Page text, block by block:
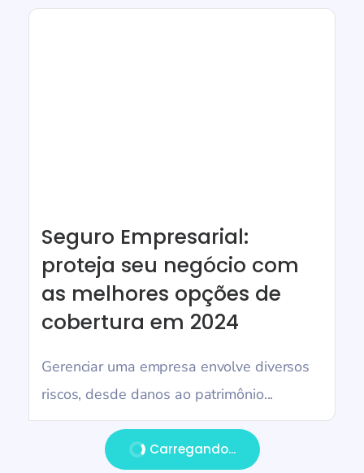
Seguro Empresarial:
proteja seu negócio com
as melhores opções de
cobertura em 2024
Gerenciar uma empresa envolve diversos
riscos, desde danos ao patrimônio...
Carregando...